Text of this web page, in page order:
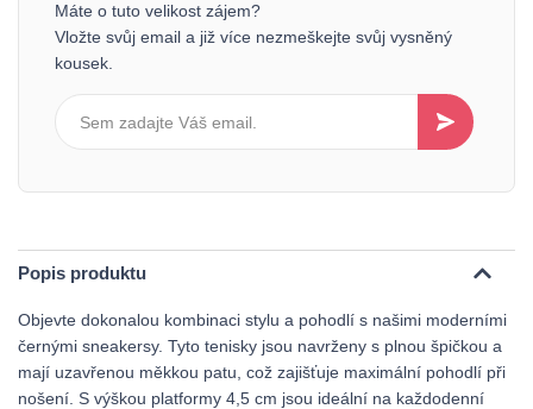
Máte o tuto velikost zájem?
Vložte svůj email a již více nezmeškejte svůj vysněný
kousek.
Popis produktu
Objevte dokonalou kombinaci stylu a pohodlí s našimi moderními
černými sneakersy. Tyto tenisky jsou navrženy s plnou špičkou a
mají uzavřenou měkkou patu, což zajišťuje maximální pohodlí při
nošení. S výškou platformy 4,5 cm jsou ideální na každodenní